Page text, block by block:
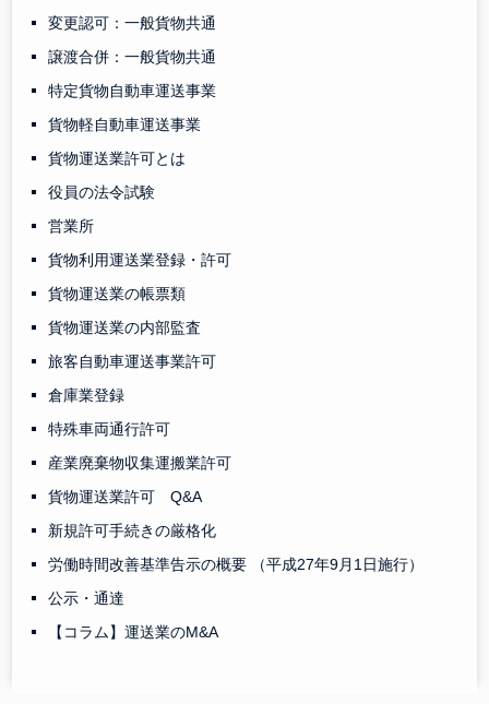
変更認可：一般貨物共通
譲渡合併：一般貨物共通
特定貨物自動車運送事業
貨物軽自動車運送事業
貨物運送業許可とは
役員の法令試験
営業所
貨物利用運送業登録・許可
貨物運送業の帳票類
貨物運送業の内部監査
旅客自動車運送事業許可
倉庫業登録
特殊車両通行許可
産業廃棄物収集運搬業許可
貨物運送業許可 Q&A
新規許可手続きの厳格化
労働時間改善基準告示の概要 （平成27年9月1日施行）
公示・通達
【コラム】運送業のM&A